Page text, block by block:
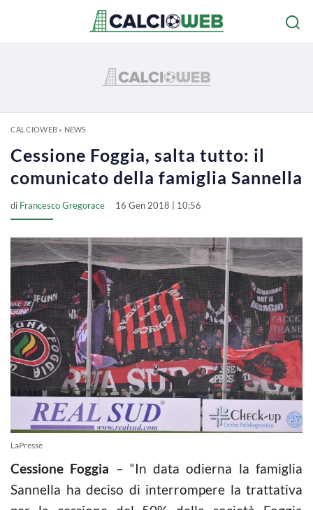
CALCIOWEB» NEWS
Cessione Foggia, salta tutto: il
comunicato della famiglia Sannella
di Francesco Gregorace 16 Gen 2018 | 10:56
LaPresse
Cessione Foggia – “In data odierna la famiglia
Sannella ha deciso di interrompere la trattativa